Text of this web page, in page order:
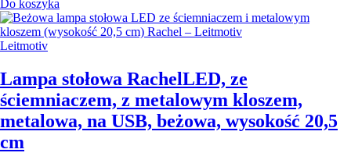
Do koszyka
Leitmotiv
Lampa stołowa RachelLED, ze
ściemniaczem, z metalowym kloszem,
metalowa, na USB, beżowa, wysokość 20,5
cm